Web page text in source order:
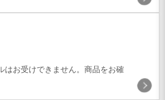
はお受けできません。商品をお確